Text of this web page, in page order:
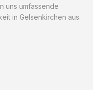
uns umfassende
in Gelsenkirchen aus.